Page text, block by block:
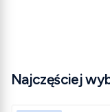
Najczęściej